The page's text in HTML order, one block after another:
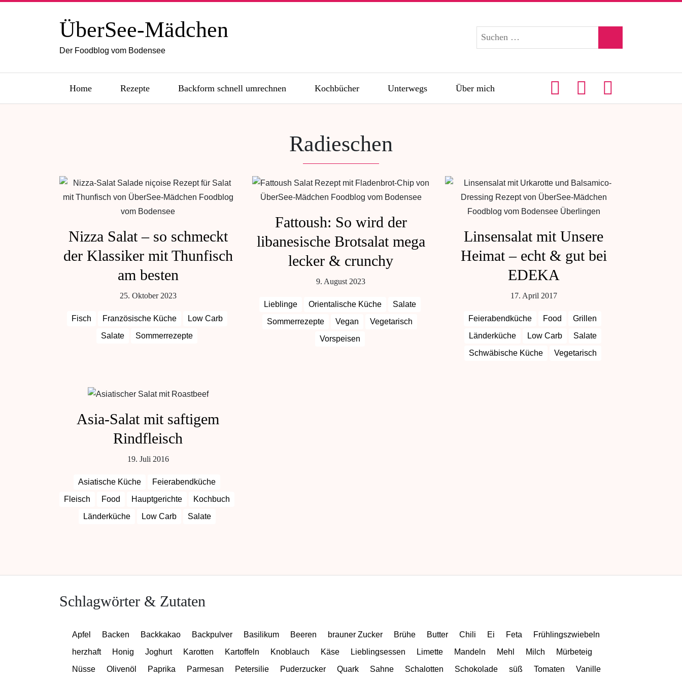
ÜberSee-Mädchen
Der Foodblog vom Bodensee
Home Rezepte Backform schnell umrechnen Kochbücher Unterwegs Über mich
Radieschen
Nizza Salat – so schmeckt
der Klassiker mit Thunfisch
am besten
25. Oktober 2023
Fisch Französische Küche
Low Carb
Salate
Sommerrezepte
Fattoush: So wird der
libanesische Brotsalat mega
lecker & crunchy
9. August 2023
Lieblinge Orientalische Küche
Salate
Sommerrezepte
Vegan
Vegetarisch
Vorspeisen
Linsensalat mit Unsere
Heimat – echt & gut bei
EDEKA
17. April 2017
Feierabendküche Food
Grillen
Länderküche
Low Carb
Salate
Schwäbische Küche
Vegetarisch
Asia-Salat mit saftigem
Rindfleisch
19. Juli 2016
Asiatische Küche
Feierabendküche
Fleisch
Food Hauptgerichte
Kochbuch
Länderküche
Low Carb
Salate
Schlagwörter & Zutaten
Apfel Backen Backkakao Backpulver Basilikum Beeren brauner Zucker Brühe Butter Chili Ei Feta
Frühlingszwiebeln
herzhaft
Honig Joghurt Karotten Kartoffeln Knoblauch Käse Lieblingsessen Limette Mandeln Mehl Milch
Mürbeteig
Nüsse
Olivenöl Paprika Parmesan Petersilie Puderzucker Quark Sahne Schalotten Schokolade süß Tomaten Vanille